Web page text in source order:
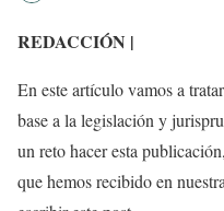
REDACCIÓN |
En este artículo vamos a
base a la legislación y
un reto hacer esta
que hemos recibido en